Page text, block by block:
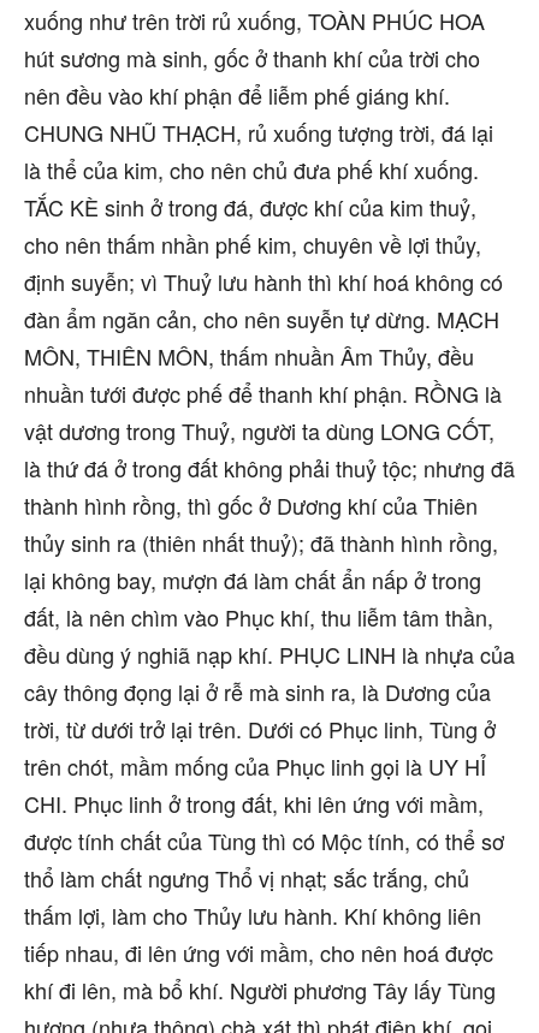
xuống như trên trời rủ xuống, TOÀN PHÚC HOA
hút sương mà sinh, gốc ở thanh khí của trời cho
nên đều vào khí phận để liễm phế giáng khí.
CHUNG NHŨ THẠCH, rủ xuống tượng trời, đá lại
là thể của kim, cho nên chủ đưa phế khí xuống.
TẮC KÈ sinh ở trong đá, được khí của kim thuỷ,
cho nên thấm nhần phế kim, chuyên về lợi thủy,
định suyễn; vì Thuỷ lưu hành thì khí hoá không có
đàn ẩm ngăn cản, cho nên suyễn tự dừng. MẠCH
MÔN, THIÊN MÔN, thấm nhuần Âm Thủy, đều
nhuần tưới được phế để thanh khí phận. RỒNG là
vật dương trong Thuỷ, người ta dùng LONG CỐT,
là thứ đá ở trong đất không phải thuỷ tộc; nhưng đã
thành hình rồng, thì gốc ở Dương khí của Thiên
thủy sinh ra (thiên nhất thuỷ); đã thành hình rồng,
lại không bay, mượn đá làm chất ẩn nấp ở trong
đất, là nên chìm vào Phục khí, thu liễm tâm thần,
đều dùng ý nghiã nạp khí. PHỤC LINH là nhựa của
cây thông đọng lại ở rễ mà sinh ra, là Dương của
trời, từ dưới trở lại trên. Dưới có Phục linh, Tùng ở
trên chót, mầm mống của Phục linh gọi là UY HỈ
CHI. Phục linh ở trong đất, khi lên ứng với mầm,
được tính chất của Tùng thì có Mộc tính, có thể sơ
thổ làm chất ngưng Thổ vị nhạt; sắc trắng, chủ
thấm lợi, làm cho Thủy lưu hành. Khí không liên
tiếp nhau, đi lên ứng với mầm, cho nên hoá được
khí đi lên, mà bổ khí. Người phương Tây lấy Tùng